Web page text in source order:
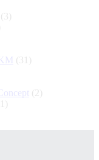
(3)
(31)
(2)